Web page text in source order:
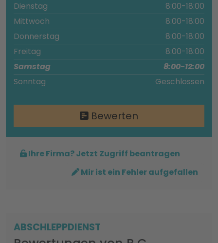
Dienstag
8:00-18:00
Mittwoch
8:00-18:00
Donnerstag
8:00-18:00
Freitag
8:00-18:00
Samstag
8:00-12:00
Sonntag
Geschlossen
Bewerten
Ihre Firma? Jetzt Zugriff beantragen
Mir ist ein Fehler aufgefallen
ABSCHLEPPDIENST